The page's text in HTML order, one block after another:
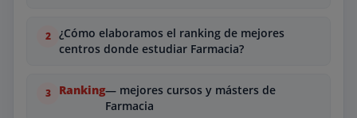
¿Cómo elaboramos el ranking de mejores
centros donde estudiar Farmacia?
Ranking— mejores cursos y másters de
Farmacia